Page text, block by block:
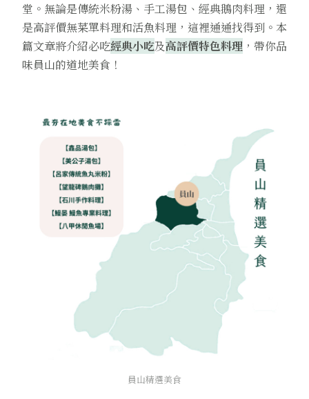
堂。無論是傳統米粉湯、手工湯包、經典鵝肉料理，還
是高評價無菜單料理和活魚料理，這裡通通找得到。本
篇文章將介紹必吃經典小吃及高評價特色料理 ，帶你品
味員山的道地美食！
員山精選美食